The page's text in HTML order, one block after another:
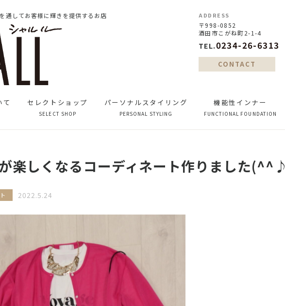
通してお客様に輝きを提供するお店 ADDRESS
〒998-0852
酒田市こがね町2-1-4
TEL.0234-26-6313
CONTACT
て セレクトショップ
SELECT SHOP
パーソナルスタイリング
PERSONAL STYLING
機能性インナー
FUNCTIONAL FOUNDATION
楽しくなるコーディネート作りました(^^♪
2022.5.24